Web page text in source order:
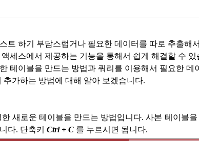
트 하기 부담스럽거나 필요한 데이터를 따로 추출해
세스에서 제공하는 기능을 통해서 쉽게 해결할 수 있
테이블을 만드는 방법과 쿼리를 이용해서 필요한 데
추가하는 방법에 대해 알아 보겠습니다.
새로운 테이블을 만드는 방법입니다.사본 테이블을
다. 단축키 Ctrl + C 를 누르시면 됩니다.